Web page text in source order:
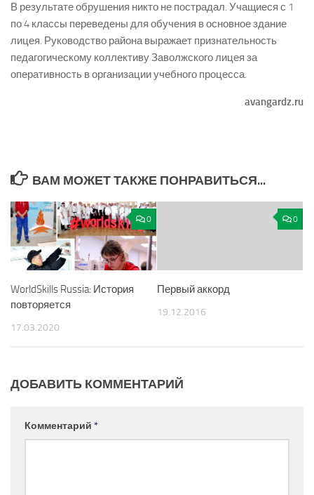
В результате обрушения никто не пострадал. Учащиеся с 1
по 4 классы переведены для обучения в основное здание
лицея. Руководство района выражает признательность
педагогическому коллективу Заволжского лицея за
оперативность в организации учебного процесса.
avangardz.ru
ВАМ МОЖЕТ ТАКЖЕ ПОНРАВИТЬСЯ...
0
WorldSkills Russia: История
повторяется
17.03.2020
0
Первый аккорд
19.12.2016
ДОБАВИТЬ КОММЕНТАРИЙ
Комментарий *